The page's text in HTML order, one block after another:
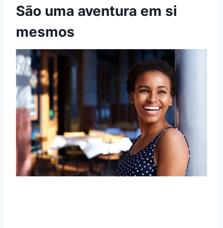
São uma aventura em si
mesmos